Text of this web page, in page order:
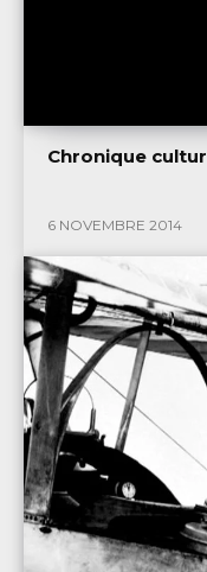
Chronique
6 NOVEMBRE 2014